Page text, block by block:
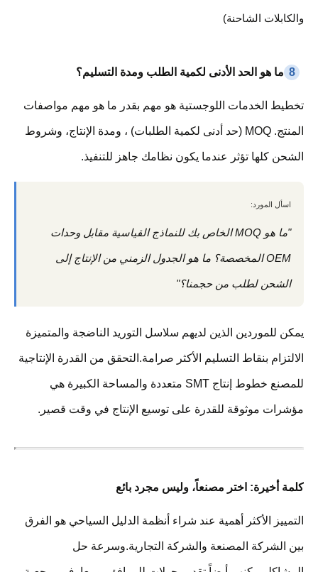
والكابلات الشاحنة)
8 ما هو الحد الأدنى لكمية الطلب ومدة التسليم؟
تخطيط الخدمات اللوجستية هو مهم بقدر ما هو مهم مواصفات
المنتج. MOQ (حد أدنى لكمية الطلبات) ، ومدة الإنتاج، وشروط
الشحن كلها تؤثر عندما يكون نظامك جاهز للتنفيذ.
اسأل المورد:
"ما هو MOQ الخاص بك للنماذج القياسية مقابل وحدات
OEM المخصصة؟ ما هو الجدول الزمني من الإنتاج إلى
الشحن لطلب من حجمنا؟"
يمكن للموردين الذين لديهم سلاسل التوريد الناضجة والمتميزة
الالتزام بنقاط التسليم الأكثر صرامة.التحقق من القدرة الإنتاجية
للمصنع خطوط إنتاج SMT متعددة والمساحة الكبيرة هي
مؤشرات موثوقة للقدرة على توسيع الإنتاج في وقت قصير.
كلمة أخيرة: اختر مصنعاً، وليس مجرد بائع
التمييز الأكثر أهمية عند شراء أنظمة الدليل السياحي هو الفرق
بين الشركة المصنعة والشركة التجارية.وسرعة حل